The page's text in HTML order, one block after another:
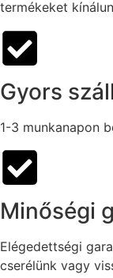
termékeket
Gyors
1-3 munkanapon
Minőségi
Elégedettségi
cserélünk vagy